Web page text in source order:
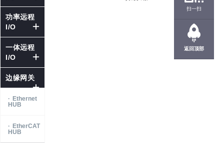
功率远程
I/O
一体远程
I/O
边缘网关
· Ethernet
HUB
· EtherCAT
HUB
扫一扫
返回顶部